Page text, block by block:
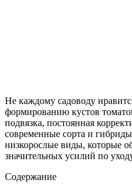
Не каждому садоводу
формированию кустов
подвязка, постоянная
современные сорта и
низкорослые виды, которые
значительных усилий по
Содержание